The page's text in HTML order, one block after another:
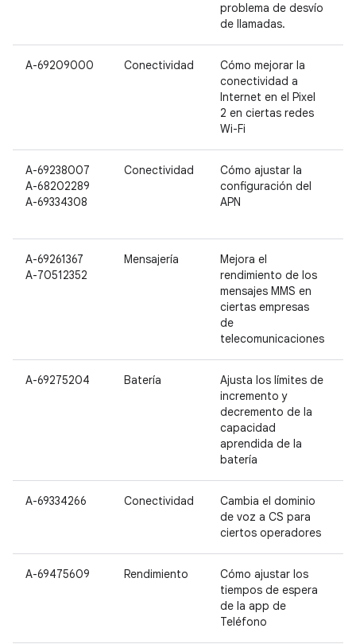
problema de desvío
de llamadas.
A-69209000 Conectividad
Cómo mejorar la
conectividad a
Internet en el Pixel
2 en ciertas redes
Wi-Fi
A-69238007
A-68202289
A-69334308
Conectividad
Cómo ajustar la
configuración del
APN
A-69261367
A-70512352
Mensajería
Mejora el
rendimiento de los
mensajes MMS en
ciertas empresas
de
telecomunicaciones
A-69275204 Batería
Ajusta los límites de
incremento y
decremento de la
capacidad
aprendida de la
batería
A-69334266 Conectividad
Cambia el dominio
de voz a CS para
ciertos operadores
A-69475609 Rendimiento
Cómo ajustar los
tiempos de espera
de la app de
Teléfono